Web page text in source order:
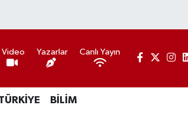
Video Yazarlar Canlı Yayın
BİLİM